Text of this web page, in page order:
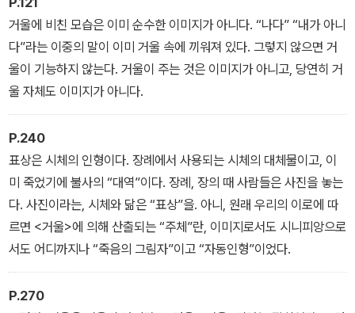
거울에 비친 모습은 이미 순수한 이미지가 아니다. “나다” “내가 아니
다”라는 이중의 말이 이미 거울 속에 끼워져 있다. 그렇지 않으면 거
울이 기능하지 않는다. 거울이 주는 것은 이미지가 아니고, 당연히 거
울 자체도 이미지가 아니다.
P.240
표상은 시체의 인형이다. 장례에서 사용되는 시체의 대체물이고, 이
미 죽었기에 불사의 “대역”이다. 장례, 장의 때 사람들은 사진을 놓는
다. 사진이라는, 시체와 닮은 “표상”을. 아니, 원래 우리의 이로에 따
르면 <거울>에 의해 산출되는 “주체”란, 이미지로서도 시니피앙으로
서도 어디까지나 “죽음의 그림자”이고 “자동인형”이었다.
P.270